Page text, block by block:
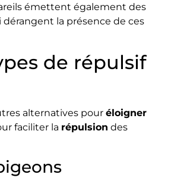
émettent également des
dérangent la présence de ces
de répulsif
alternatives pour éloigner
faciliter la répulsion des